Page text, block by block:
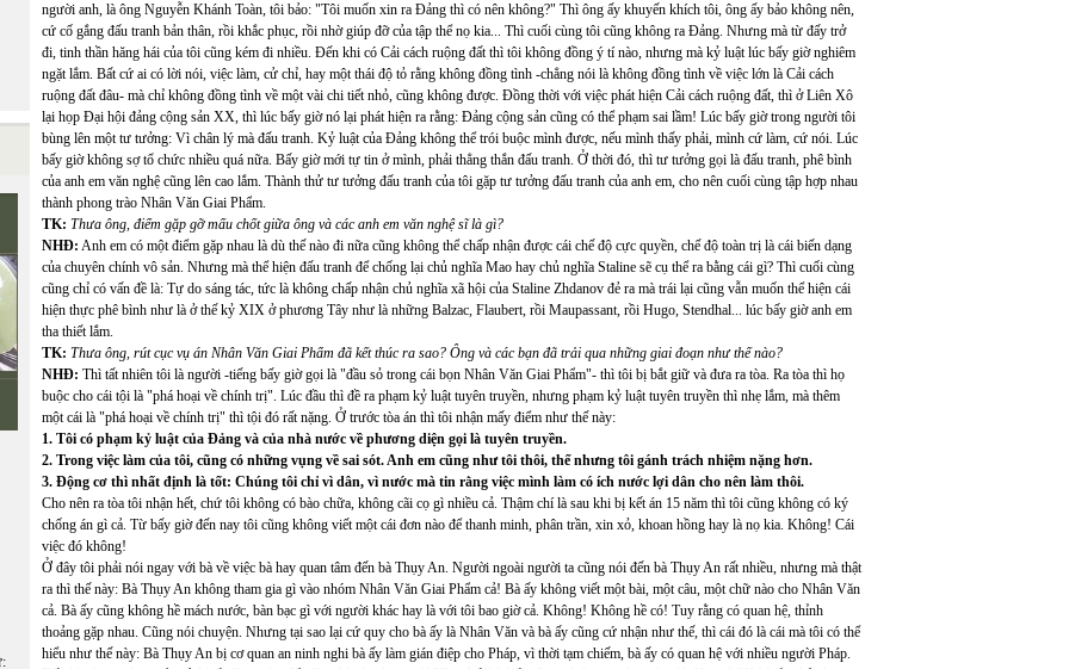
người anh, là ông Nguyễn Khánh Toàn, tôi bảo: "Tôi muốn xin ra Đảng thì có nên không?" Thì ông ấy khuyến khích tôi, ông ấy bảo không nên,
cứ cố gắng đấu tranh bản thân, rồi khắc phục, rồi nhờ giúp đỡ của tập thể nọ kia... Thì cuối cùng tôi cũng không ra Đảng. Nhưng mà từ đấy trở
đi, tinh thần hăng hái của tôi cũng kém đi nhiều. Đến khi có Cải cách ruộng đất thì tôi không đồng ý tí nào, nhưng mà kỷ luật lúc bấy giờ nghiêm
ngặt lắm. Bất cứ ai có lời nói, việc làm, cử chỉ, hay một thái độ tỏ rằng không đồng tình -chẳng nói là không đồng tình về việc lớn là Cải cách
ruộng đất đâu- mà chỉ không đồng tình về một vài chi tiết nhỏ, cũng không được. Đồng thời với việc phát hiện Cải cách ruộng đất, thì ở Liên Xô
lại họp Đại hội đảng cộng sản XX, thì lúc bấy giờ nó lại phát hiện ra rằng: Đảng cộng sản cũng có thể phạm sai lầm! Lúc bấy giờ trong người tôi
bùng lên một tư tưởng: Vì chân lý mà đấu tranh. Kỷ luật của Đảng không thể trói buộc mình được, nếu mình thấy phải, mình cứ làm, cứ nói. Lúc
bấy giờ không sợ tổ chức nhiều quá nữa. Bấy giờ mới tự tin ở mình, phải thẳng thắn đấu tranh. Ở thời đó, thì tư tưởng gọi là đấu tranh, phê bình
của anh em văn nghệ cũng lên cao lắm. Thành thử tư tưởng đấu tranh của tôi gặp tư tưởng đấu tranh của anh em, cho nên cuối cùng tập hợp nhau
thành phong trào Nhân Văn Giai Phẩm.
TK: Thưa ông, điểm gặp gỡ mấu chốt giữa ông và các anh em văn nghệ sĩ là gì?
NHĐ: Anh em có một điểm gặp nhau là dù thế nào đi nữa cũng không thể chấp nhận được cái chế độ cực quyền, chế độ toàn trị là cái biến dạng
của chuyên chính vô sản. Nhưng mà thể hiện đấu tranh để chống lại chủ nghĩa Mao hay chủ nghĩa Staline sẽ cụ thể ra bằng cái gì? Thì cuối cùng
cũng chỉ có vấn đề là: Tự do sáng tác, tức là không chấp nhận chủ nghĩa xã hội của Staline Zhdanov đẻ ra mà trái lại cũng vẫn muốn thể hiện cái
hiện thực phê bình như là ở thế kỷ XIX ở phương Tây như là những Balzac, Flaubert, rồi Maupassant, rồi Hugo, Stendhal... lúc bấy giờ anh em
tha thiết lắm.
TK: Thưa ông, rút cục vụ án Nhân Văn Giai Phẩm đã kết thúc ra sao? Ông và các bạn đã trải qua những giai đoạn như thế nào?
NHĐ: Thì tất nhiên tôi là người -tiếng bấy giờ gọi là "đầu sỏ trong cái bọn Nhân Văn Giai Phẩm"- thì tôi bị bắt giữ và đưa ra tòa. Ra tòa thì họ
buộc cho cái tội là "phá hoại về chính trị". Lúc đầu thì đề ra phạm kỷ luật tuyên truyền, nhưng phạm kỷ luật tuyên truyền thì nhẹ lắm, mà thêm
một cái là "phá hoại về chính trị" thì tội đó rất nặng. Ở trước tòa án thì tôi nhận mấy điểm như thế này:
1. Tôi có phạm kỷ luật của Đảng và của nhà nước về phương diện gọi là tuyên truyền.
2. Trong việc làm của tôi, cũng có những vụng về sai sót. Anh em cũng như tôi thôi, thế nhưng tôi gánh trách nhiệm nặng hơn.
3. Động cơ thì nhất định là tốt: Chúng tôi chỉ vì dân, vì nước mà tin rằng việc mình làm có ích nước lợi dân cho nên làm thôi.
Cho nên ra tòa tôi nhận hết, chứ tôi không có bào chữa, không cãi cọ gì nhiều cả. Thậm chí là sau khi bị kết án 15 năm thì tôi cũng không có ký
chống án gì cả. Từ bấy giờ đến nay tôi cũng không viết một cái đơn nào để thanh minh, phân trần, xin xỏ, khoan hồng hay là nọ kia. Không! Cái
việc đó không!
Ở đây tôi phải nói ngay với bà về việc bà hay quan tâm đến bà Thụy An. Người ngoài người ta cũng nói đến bà Thụy An rất nhiều, nhưng mà thật
ra thì thế này: Bà Thụy An không tham gia gì vào nhóm Nhân Văn Giai Phẩm cả! Bà ấy không viết một bài, một câu, một chữ nào cho Nhân Văn
cả. Bà ấy cũng không hề mách nước, bàn bạc gì với người khác hay là với tôi bao giờ cả. Không! Không hề có! Tuy rằng có quan hệ, thỉnh
thoảng gặp nhau. Cũng nói chuyện. Nhưng tại sao lại cứ quy cho bà ấy là Nhân Văn và bà ấy cũng cứ nhận như thế, thì cái đó là cái mà tôi có thể
hiểu như thế này: Bà Thụy An bị cơ quan an ninh nghi bà ấy làm gián điệp cho Pháp, vì thời tạm chiếm, bà ấy có quan hệ với nhiều người Pháp.